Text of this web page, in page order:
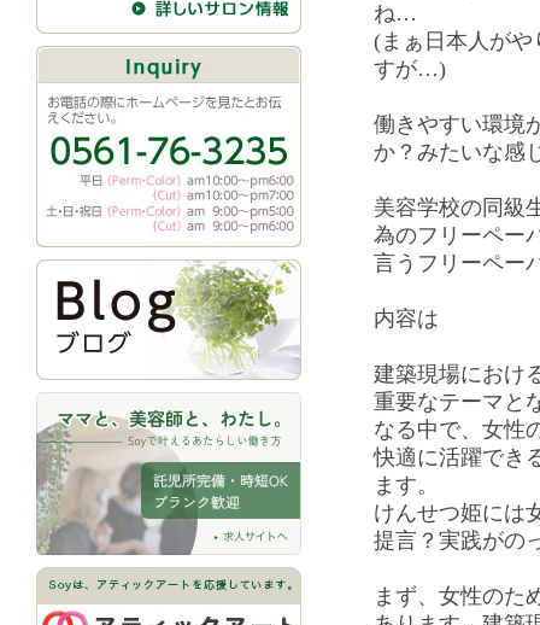
ね…
(まぁ日本人が
すが…)
働きやすい環境
か？みたいな感
美容学校の同級
為のフリーペー
言うフリーペー
内容は
建築現場におけ
重要なテーマと
なる中で、女性
快適に活躍でき
ます。
けんせつ姫には
提言？実践がの
まず、女性のた